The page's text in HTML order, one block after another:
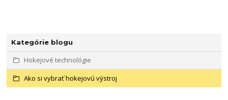
Kategórie blogu
Hokejové technológie
Ako si vybrať hokejovú výstroj